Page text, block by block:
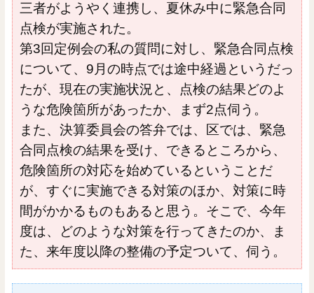
三者がようやく連携し、夏休み中に緊急合同
点検が実施された。
第3回定例会の私の質問に対し、緊急合同点検
について、9月の時点では途中経過というだっ
たが、現在の実施状況と、点検の結果どのよ
うな危険箇所があったか、まず2点伺う。
また、決算委員会の答弁では、区では、緊急
合同点検の結果を受け、できるところから、
危険箇所の対応を始めているということだ
が、すぐに実施できる対策のほか、対策に時
間がかかるものもあると思う。そこで、今年
度は、どのような対策を行ってきたのか、ま
た、来年度以降の整備の予定ついて、伺う。